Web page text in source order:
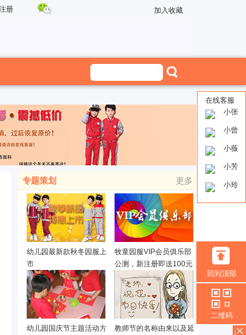
册 加入收藏
专题策划 更多
幼儿园最新款秋冬园服上
市
牧童园服VIP会员俱乐部
公测，新注册即送100元
幼儿园国庆节主题活动方
教师节的名称由来以及延
在线客服
小张
小曾
小薇
小芳
小玲
回到顶部
二维码